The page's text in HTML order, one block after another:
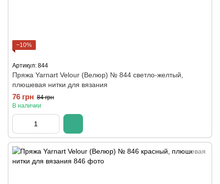
−10%
Артикул: 844
Пряжа Yarnart Velour (Велюр) № 844 светло-желтый,
плюшевая нитки для вязания
76 грн 84 грн
В наличии